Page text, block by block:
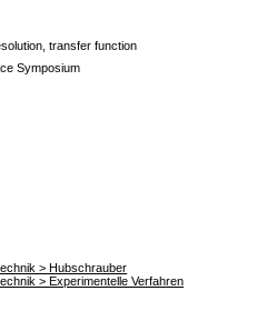
transfer function
Symposium
> Hubschrauber
> Experimentelle Verfahren